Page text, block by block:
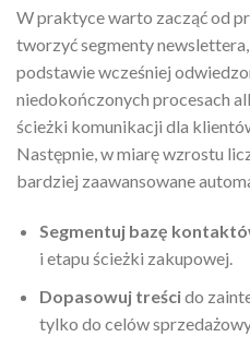
W praktyce warto zacząć od
tworzyć segmenty
podstawie wcześniej
niedokończonych procesach
ścieżki komunikacji dla
Następnie, w miarę wzrostu
bardziej zaawansowane
Segmentuj bazę
i etapu ścieżki zakupowej.
Dopasowuj treścido
tylko do celów